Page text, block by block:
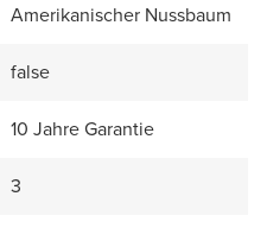
Amerikanischer Nussbaum
false
10 Jahre Garantie
3